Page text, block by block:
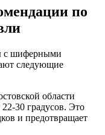
по
с шиферными
следующие
области
30 градусов. Это
и предотвращает